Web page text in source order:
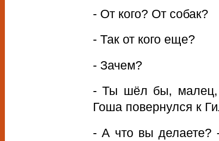
- От кого? От собак?
- Так от кого еще?
- Зачем?
- Ты шёл бы, малец,
Гоша повернулся к
- А что вы делаете?